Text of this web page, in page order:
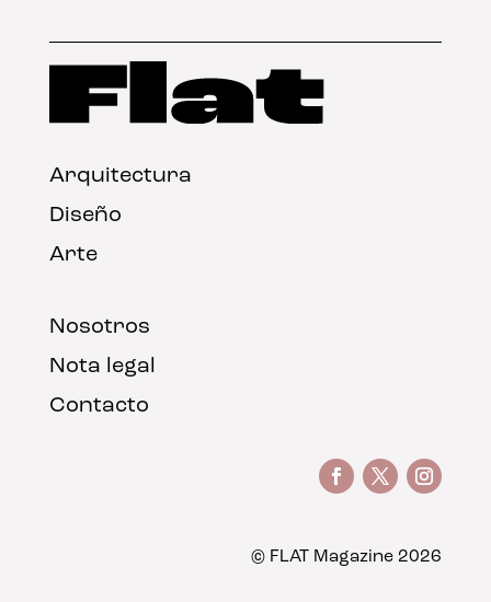
Arquitectura
Diseño
Arte
Nosotros
Nota legal
Contacto
© FLAT Magazine 2026